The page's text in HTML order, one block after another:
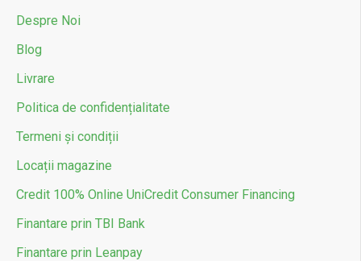
Despre Noi
Blog
Livrare
Politica de confidențialitate
Termeni și condiții
Locații magazine
Credit 100% Online UniCredit Consumer Financing
Finantare prin TBI Bank
Finantare prin Leanpay